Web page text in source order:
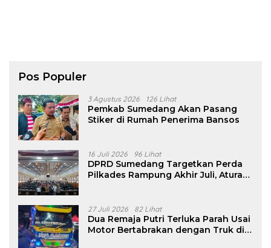
Pos Populer
3 Agustus 2026 126 Lihat
Pemkab Sumedang Akan Pasang
Stiker di Rumah Penerima Bansos
16 Juli 2026 96 Lihat
DPRD Sumedang Targetkan Perda
Pilkades Rampung Akhir Juli, Aturan
27 Juli 2026 82 Lihat
Dua Remaja Putri Terluka Parah Usai
Motor Bertabrakan dengan Truk di